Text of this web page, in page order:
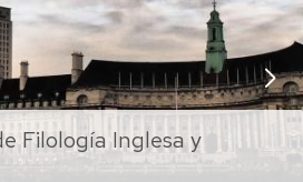
Filología Inglesa y
Filología Inglesa y
Filología Inglesa y
Filología Inglesa y
Filología Inglesa y